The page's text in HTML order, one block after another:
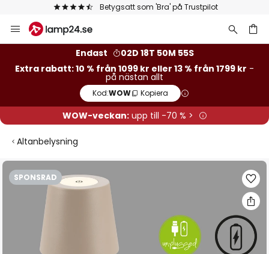
Betygsatt som 'Bra' på Trustpilot
Hoppa
till
Endast
02D 18T 50M 54S
Extra rabatt: 10 % från 1099 kr eller 13 % från 1799 kr -
på nästan allt
Kod:WOW Kopiera
WOW-veckan:upp till -70 % >
Altanbelysning
SPONSRAD
Hoppa
till
bildgalleriet